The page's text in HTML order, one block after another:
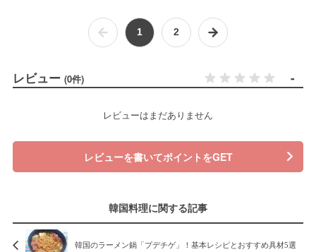
1 2
レビュー (0件) -
レビューはまだありません
レビューを書いてポイントをGET
韓国料理に関する記事
韓国のラーメン鍋「プデチゲ」！基本レシピとおすすめ具材5選